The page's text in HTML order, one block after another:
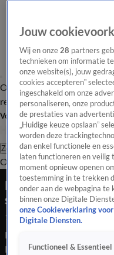
Overzicht Laatste nieuws
redactie
Volg Hart van Nederland
Zoeken
OverzichtRegio
Prestatiedruk onder
slaapt er niet meer
19 apr 2023, 22:04
Een op de drie jongeren
last van prestatiedruk.
Jouw
Wij en onze28 partners
technieken om informatie
onze website(s), jouw
cookies accepteren”
ingeschakeld om onze
personaliseren, onze
de prestaties van
„Huidige keuze opslaan”
worden deze
dan enkel functionele en
laten functioneren en veilig
moment opnieuw openen
toestemming in te trekken
onder aan de webpagina te
binnen onze Digitale
onze Cookieverklaring
Digitale Diensten.
Functioneel & Essentieel